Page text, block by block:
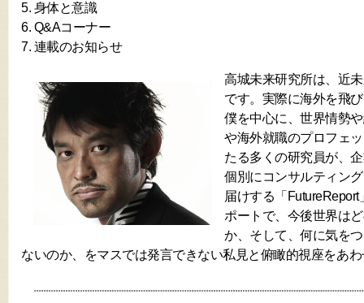
5. 身体と意識
6. Q&Aコーナー
7. 連載のお知らせ
高城未来研究所は、近
です。実際に海外を飛
僕を中心に、世界情勢
や海外就職のプロフェ
たる多くの研究員が、
個別にコンサルティン
届けする「
ポートで、今後世界は
か、そして、何に気を
ないのか、をマスでは発言できない私見と俯瞰的視座をあ